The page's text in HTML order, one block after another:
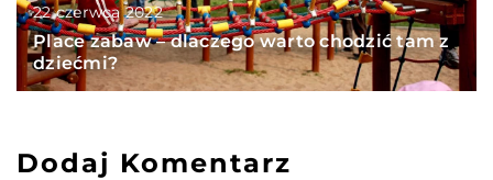
22 czerwca 2022
Place zabaw – dlaczego warto chodzić tam z
dziećmi?
Dodaj Komentarz